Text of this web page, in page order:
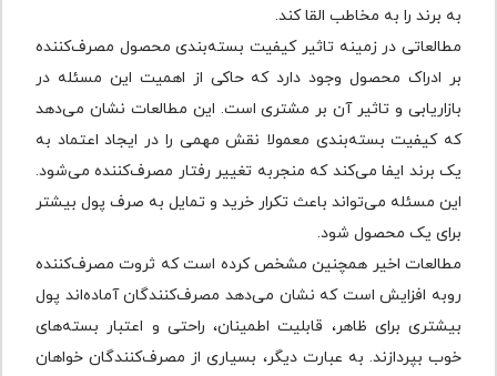
به برند را به مخاطب القا کند.
مطالعاتی در زمینه تاثیر کیفیت بسته‌بندی محصول مصرف‌کننده
بر ادراک محصول وجود دارد که حاکی از اهمیت این مسئله در
بازاریابی و تاثیر آن بر مشتری است. این مطالعات نشان می‌دهد
که کیفیت بسته‌بندی معمولا نقش مهمی را در ایجاد اعتماد به
یک برند ایفا می‌کند که منجربه تغییر رفتار مصرف‌کننده می‌شود.
این مسئله می‌تواند باعث تکرار خرید و تمایل به صرف پول بیشتر
برای یک محصول شود.
مطالعات اخیر همچنین مشخص کرده است که ثروت مصرف‌کننده
روبه افزایش است که نشان می‌دهد مصرف‌کنندگان آماده‌اند پول
بیشتری برای ظاهر، قابلیت اطمینان، راحتی و اعتبار بسته‌های
خوب بپردازند. به عبارت دیگر، بسیاری از مصرف‌کنندگان خواهان